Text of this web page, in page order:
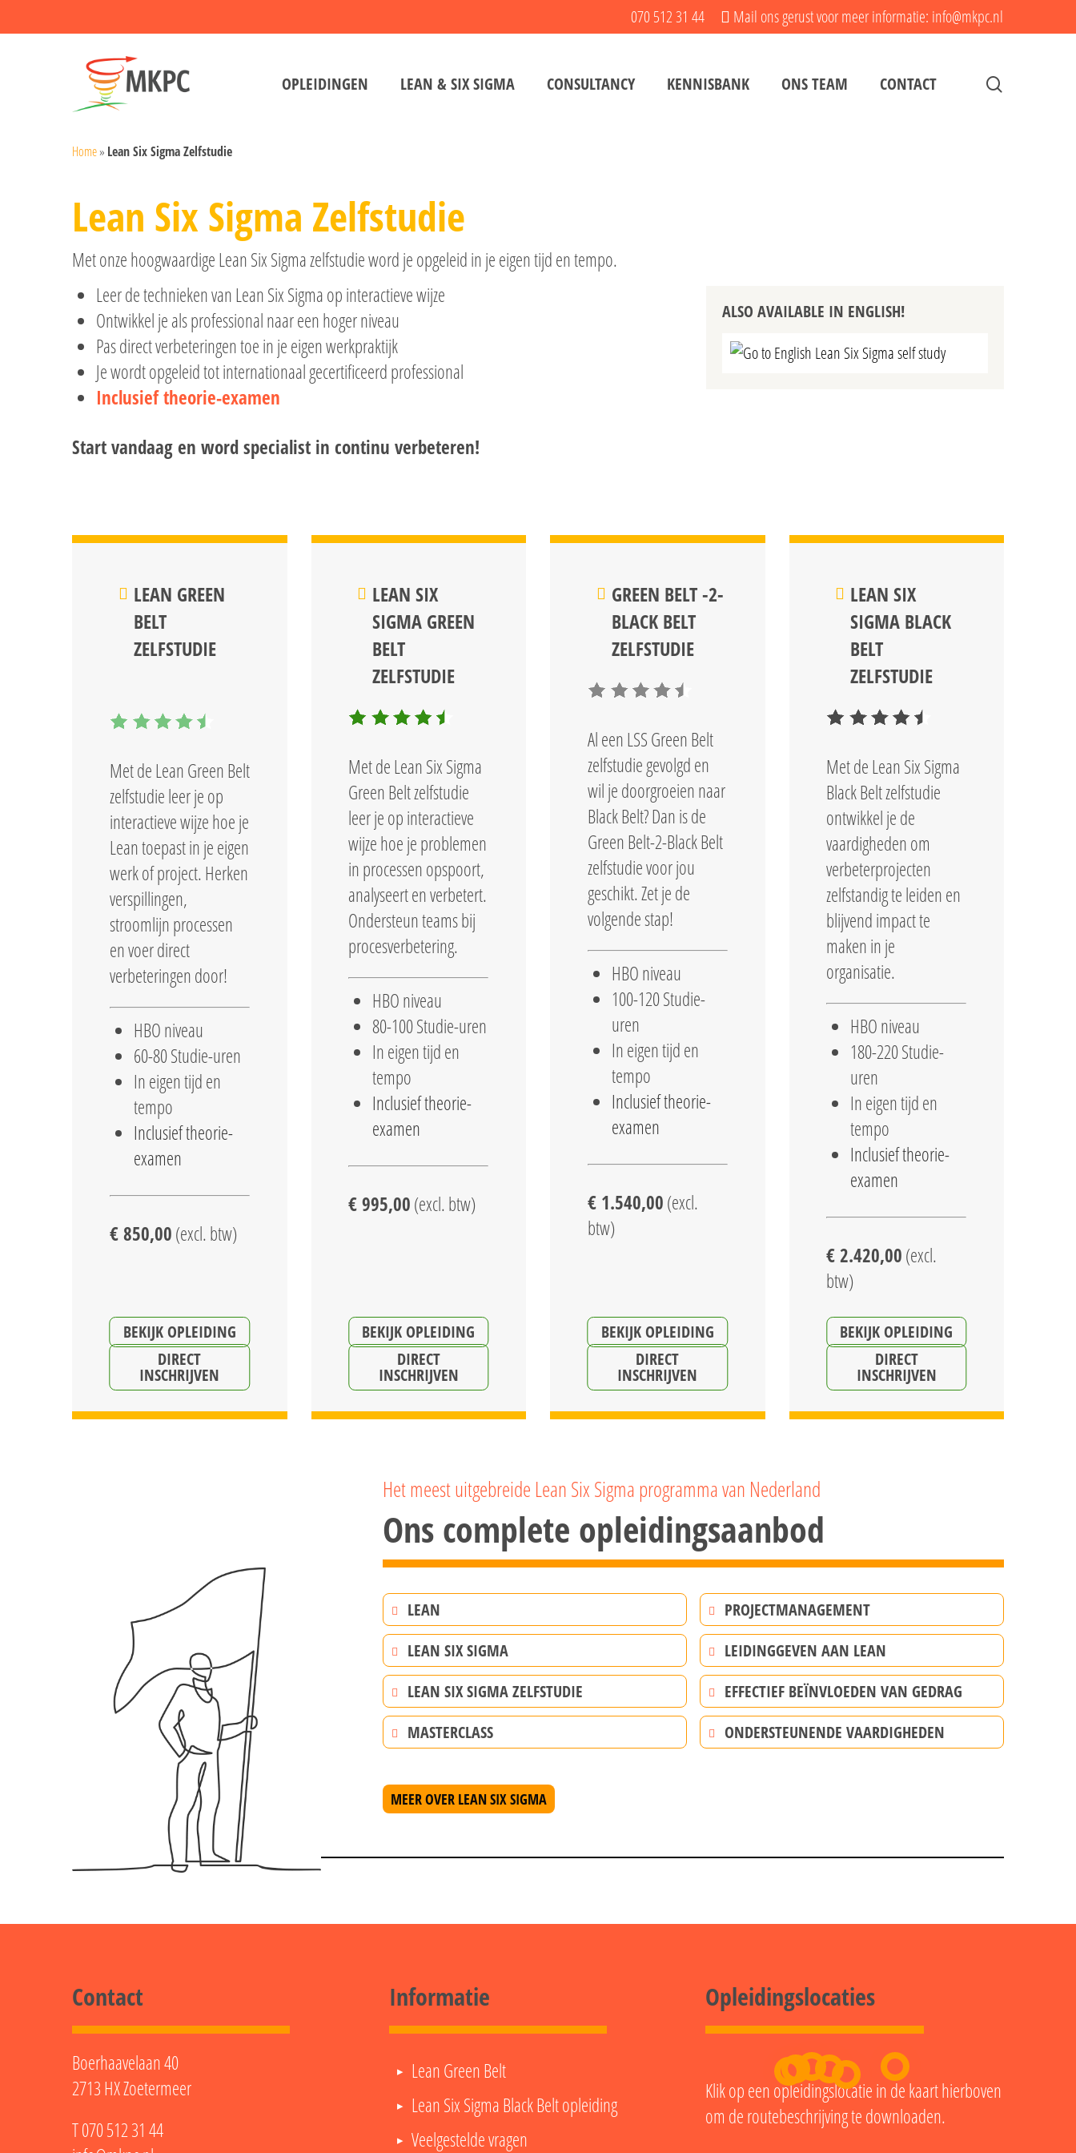
to
070 512 31 44 Mail ons gerust voor meer informatie: info@mkpc.nl
OPLEIDINGEN LEAN & SIX SIGMA CONSULTANCY KENNISBANK ONS TEAM CONTACT
Home» Lean Six Sigma Zelfstudie
Lean Six Sigma Zelfstudie
Met onze hoogwaardige Lean Six Sigma zelfstudie word je opgeleid in je eigen tijd en tempo.
Leer de technieken van Lean Six Sigma op interactieve wijze
Ontwikkel je als professional naar een hoger niveau
Pas direct verbeteringen toe in je eigen werkpraktijk
Je wordt opgeleid tot internationaal gecertificeerd professional
Inclusief theorie-examen
Start vandaag en word specialist in continu verbeteren!
ALSO AVAILABLE IN ENGLISH!
Go to English Lean Six Sigma self study
LEAN GREEN
BELT
ZELFSTUDIE
Met de Lean Green Belt
zelfstudie leer je op
interactieve wijze hoe je
Lean toepast in je eigen
werk of project. Herken
verspillingen,
stroomlijn processen
en voer direct
verbeteringen door!
HBO niveau
60-80 Studie-uren
In eigen tijd en
tempo
Inclusief theorie-
examen
€ 850,00(excl. btw)
BEKIJK OPLEIDING
DIRECT
INSCHRIJVEN
LEAN SIX
SIGMA GREEN
BELT
ZELFSTUDIE
Met de Lean Six Sigma
Green Belt zelfstudie
leer je op interactieve
wijze hoe je problemen
in processen opspoort,
analyseert en verbetert.
Ondersteun teams bij
procesverbetering.
HBO niveau
80-100 Studie-uren
In eigen tijd en
tempo
Inclusief theorie-
examen
€ 995,00(excl. btw)
BEKIJK OPLEIDING
DIRECT
INSCHRIJVEN
GREEN BELT -2-
BLACK BELT
ZELFSTUDIE
Al een LSS Green Belt
zelfstudie gevolgd en
wil je doorgroeien naar
Black Belt? Dan is de
Green Belt-2-Black Belt
zelfstudie voor jou
geschikt. Zet je de
volgende stap!
HBO niveau
100-120 Studie-
uren
In eigen tijd en
tempo
Inclusief theorie-
examen
€ 1.540,00(excl.
btw)
BEKIJK OPLEIDING
DIRECT
INSCHRIJVEN
LEAN SIX
SIGMA BLACK
BELT
ZELFSTUDIE
Met de Lean Six Sigma
Black Belt zelfstudie
ontwikkel je de
vaardigheden om
verbeterprojecten
zelfstandig te leiden en
blijvend impact te
maken in je
organisatie.
HBO niveau
180-220 Studie-
uren
In eigen tijd en
tempo
Inclusief theorie-
examen
€ 2.420,00(excl.
btw)
BEKIJK OPLEIDING
DIRECT
INSCHRIJVEN
Het meest uitgebreide Lean Six Sigma programma van Nederland
Ons complete opleidingsaanbod
LEAN
LEAN SIX SIGMA
LEAN SIX SIGMA ZELFSTUDIE
MASTERCLASS
PROJECTMANAGEMENT
LEIDINGGEVEN AAN LEAN
EFFECTIEF BEÏNVLOEDEN VAN GEDRAG
ONDERSTEUNENDE VAARDIGHEDEN
MEER OVER LEAN SIX SIGMA
Contact
Boerhaavelaan 40
2713 HX Zoetermeer
T070 512 31 44
Informatie
Lean Green Belt
Lean Six Sigma Black Belt opleiding
Veelgestelde vragen
Opleidingslocaties
Klik op een opleidingslocatie in de kaart hierboven
om de routebeschrijving te downloaden.